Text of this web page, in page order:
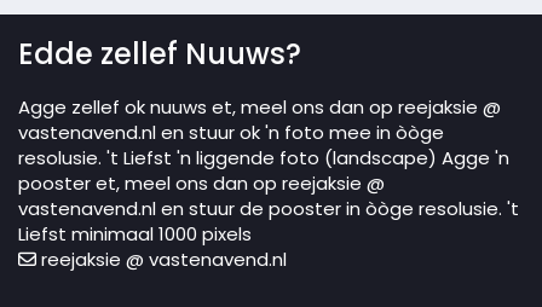
Edde zellef Nuuws?
Agge zellef ok nuuws et, meel ons dan op reejaksie @
vastenavend.nl en stuur ok 'n foto mee in òòge
resolusie. 't Liefst 'n liggende foto (landscape) Agge 'n
pooster et, meel ons dan op reejaksie @
vastenavend.nl en stuur de pooster in òòge resolusie. 't
Liefst minimaal 1000 pixels
reejaksie @ vastenavend.nl